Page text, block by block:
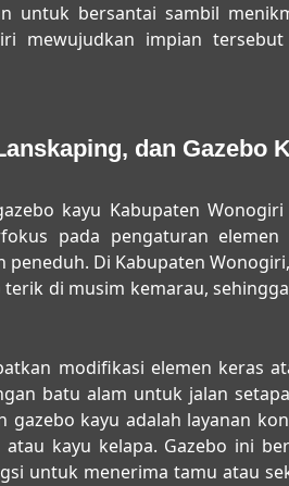
untuk bersantai sambil
mewujudkan impian
dan Gazebo
kayu Kabupaten Wonogiri
pada pengaturan
Di Kabupaten
di musim kemarau,
modifikasi elemen keras
batu alam untuk jalan
kayu adalah layanan
kayu kelapa. Gazebo ini
untuk menerima tamu atau